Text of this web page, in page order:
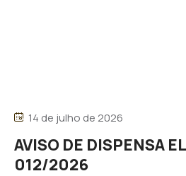
14 de julho de 2026
AVISO DE DISPENSA
012/2026